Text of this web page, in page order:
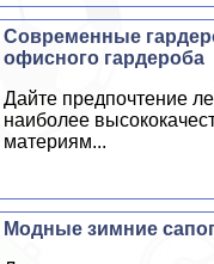
Современные
офисного гардероба
Дайте предпочтение
наиболее
материям...
Модные зимние